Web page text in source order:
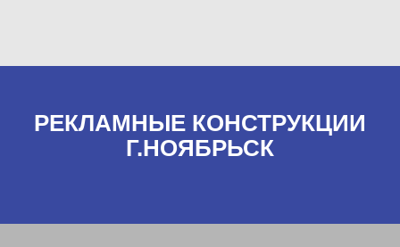
РЕКЛАМНЫЕ КОНСТРУКЦИИ
Г.НОЯБРЬСК